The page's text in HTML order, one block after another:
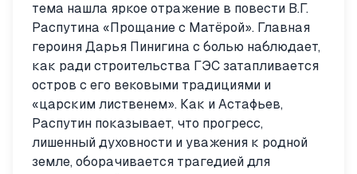
тема нашла яркое отражение в повести В.Г.
Распутина «Прощание с Матёрой». Главная
героиня Дарья Пинигина с болью наблюдает,
как ради строительства ГЭС затапливается
остров с его вековыми традициями и
«царским лиственем». Как и Астафьев,
Распутин показывает, что прогресс,
лишенный духовности и уважения к родной
земле, оборачивается трагедией для